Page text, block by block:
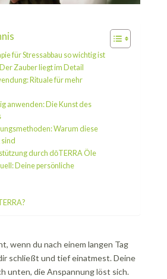
für Stressabbau so wichtig ist
Zauber liegt im Detail
Rituale für mehr
anwenden: Die Kunst des
Warum diese
durch dōTERRA Öle
Deine persönliche
wenn du nach einem langen Tag
schließt und tief einatmest. Deine
unten, die Anspannung löst sich.